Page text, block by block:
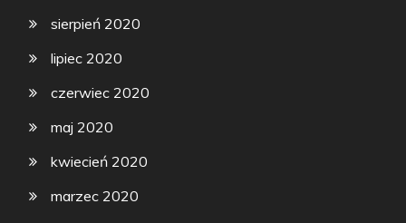
sierpień 2020
lipiec 2020
czerwiec 2020
maj 2020
kwiecień 2020
marzec 2020